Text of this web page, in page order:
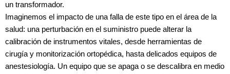
un transformador.
Imaginemos el impacto de una falla de este tipo en el área de la
salud: una perturbación en el suministro puede alterar la
calibración de instrumentos vitales, desde herramientas de
cirugía y monitorización ortopédica, hasta delicados equipos de
anestesiología. Un equipo que se apaga o se descalibra en medio